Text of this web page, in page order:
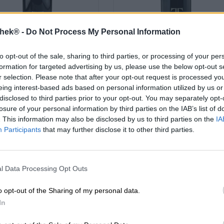
- Do Not Process My Personal Information
opt-out of the sale, sharing to third parties, or processing of your
for targeted advertising by us, please use the below opt-out
selection. Please note that after your opt-out request is processed
interest-based ads based on personal information utilized by us
to third parties prior to your opt-out. You may separately
of your personal information by third parties on the IAB’s list of
This information may also be disclosed by us to third parties on the
Participants that may further disclose it to other third parties.
Data Processing Opt Outs
opt-out of the Sharing of my personal data.
| Birre alla frutta, alle erbe e alle
spezie
2024
Tyrell BrauKunstAtelier
€ 21,69
0,75 L Bottiglia - € 28,92 /
botte | Birre acide
caramel cru
Tyrell BrauKunstAtelier
€ 21,39
MEHRWEG
0,75 L Bottiglia - €
LTR